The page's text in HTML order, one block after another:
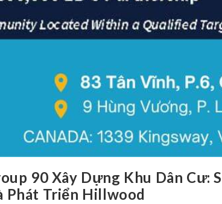
90 Xây Dựng Khu Dân Cư:
Phát Triển Hillwood